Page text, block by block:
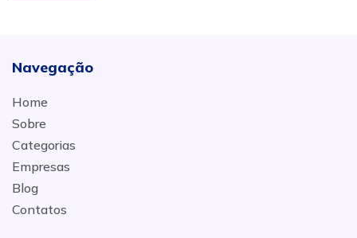
Navegação
Home
Sobre
Categorias
Empresas
Blog
Contatos